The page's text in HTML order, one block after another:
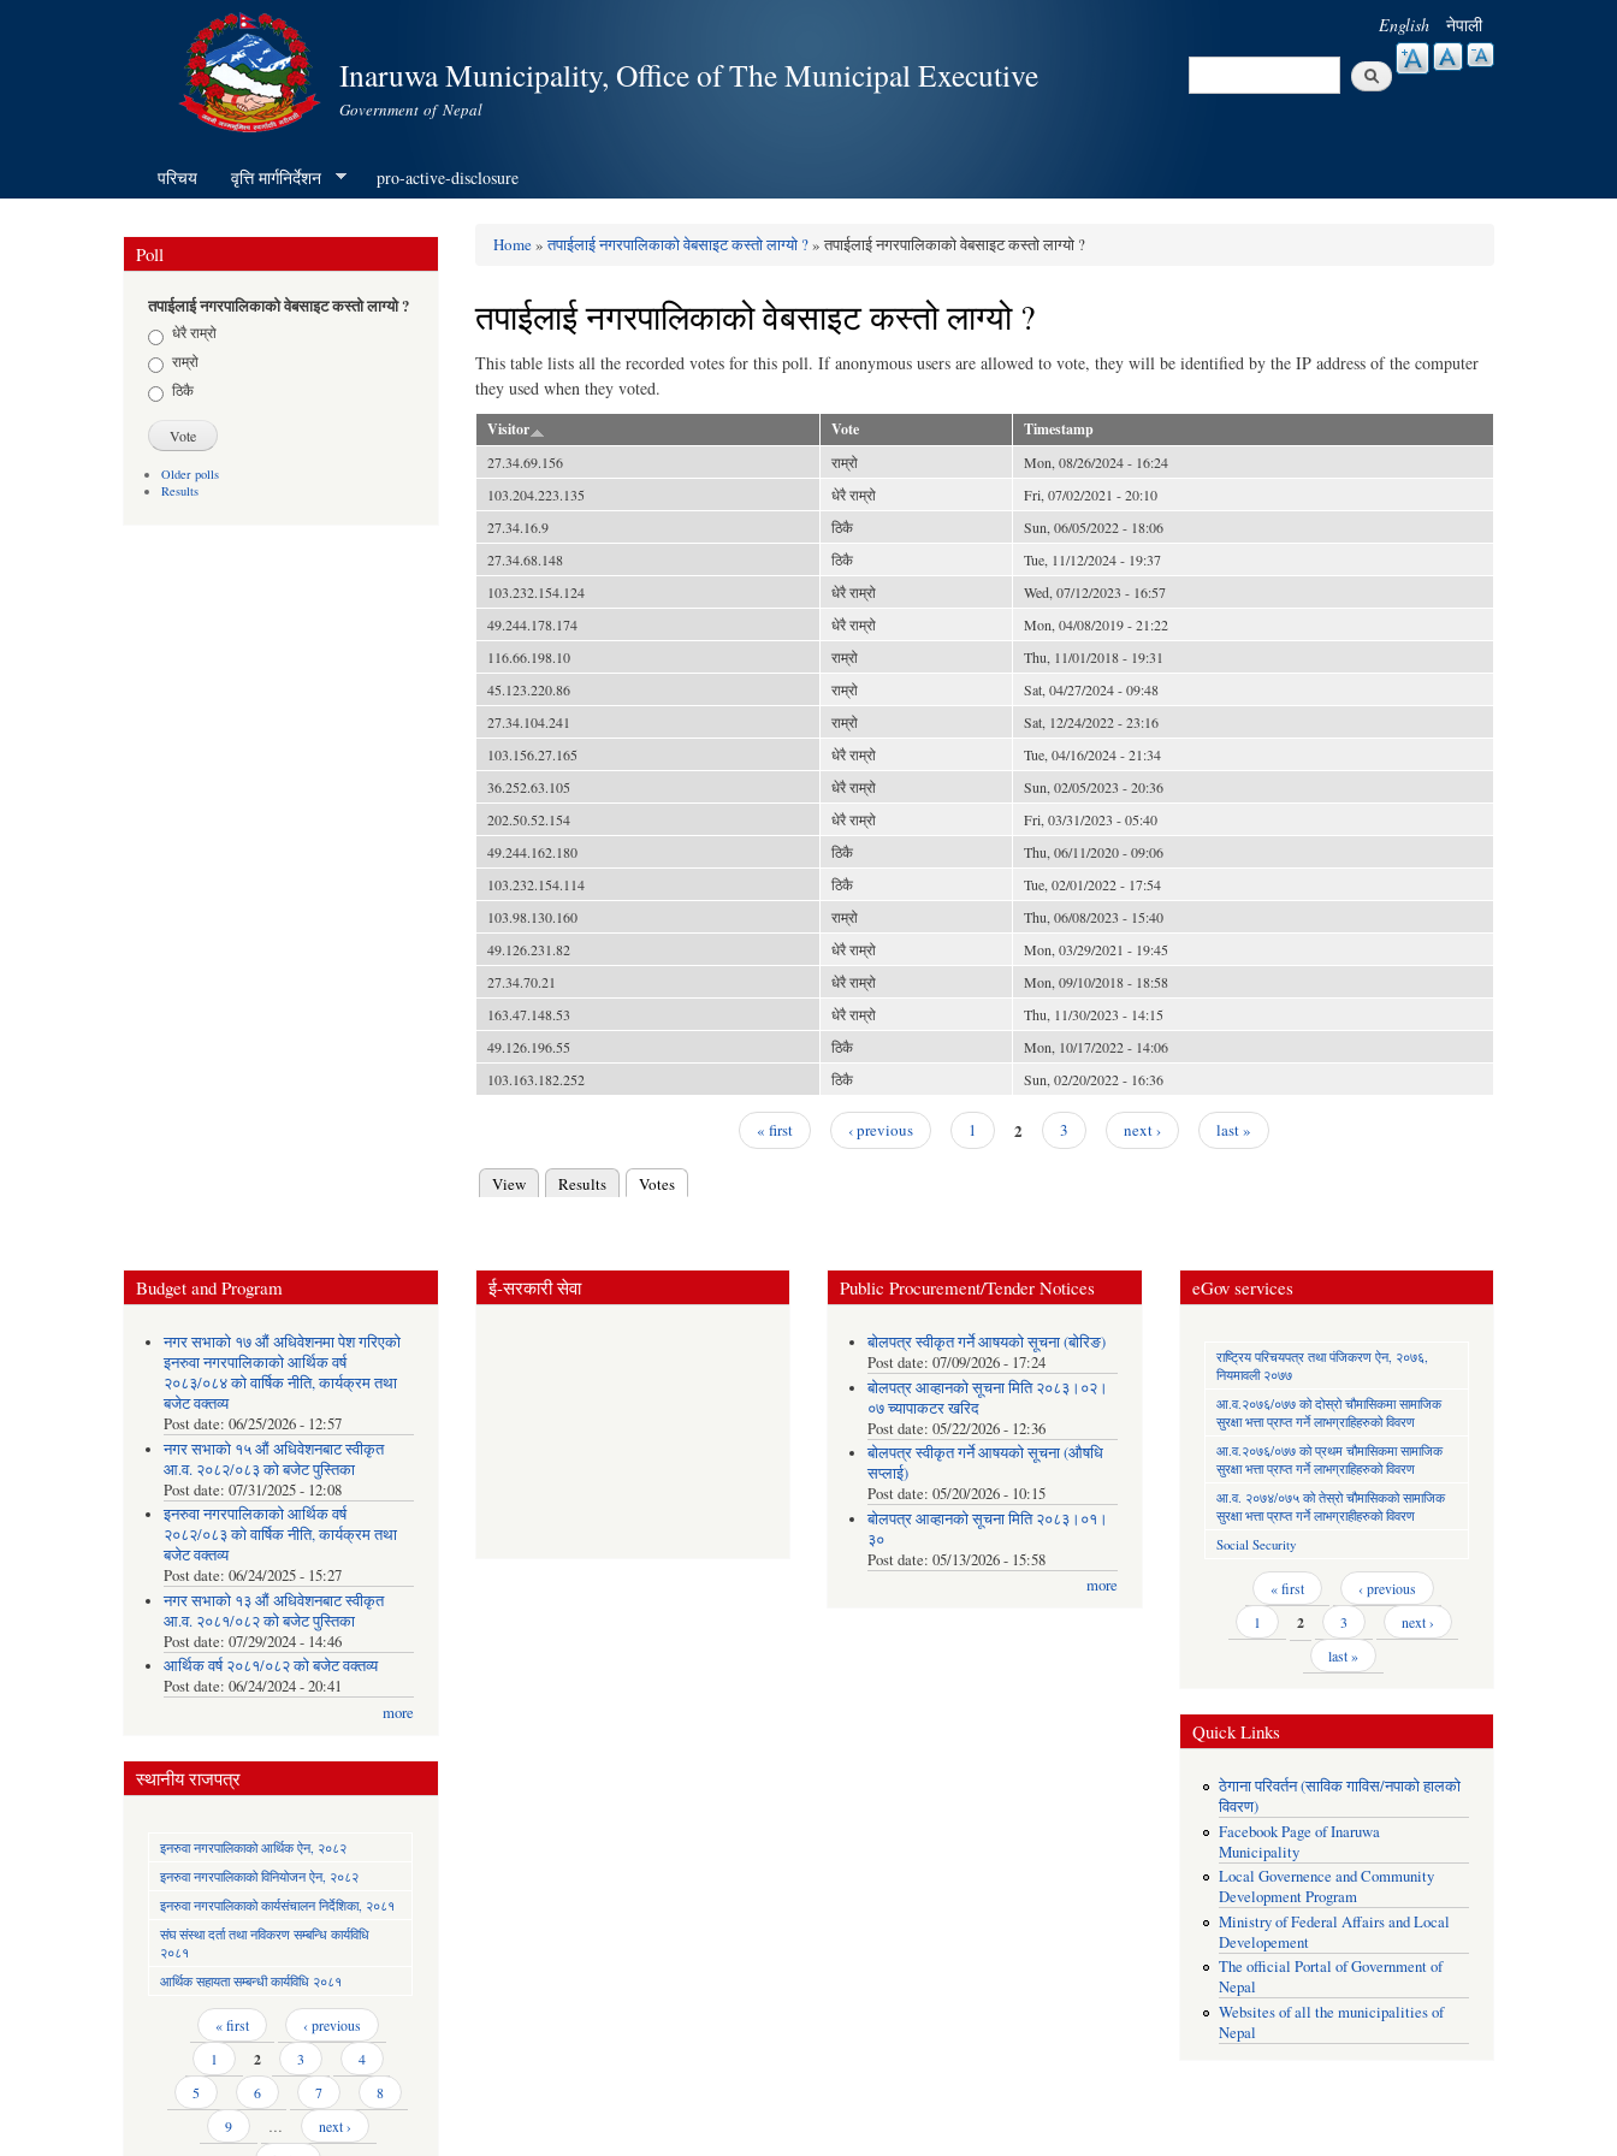
content
Inaruwa Municipality, Office of The Municipal Executive
Government of Nepal
English नेपाली
Search
परिचय वृत्ति मार्गनिर्देशन pro-active-disclosure
Poll
तपाईलाई नगरपालिकाको वेबसाइट कस्तो लाग्यो ?
Choicesधेरै राम्रो
राम्रो
ठिकै
Older polls
Results
Home»तपाईलाई नगरपालिकाको वेबसाइट कस्तो लाग्यो ?» तपाईलाई नगरपालिकाको वेबसाइट कस्तो लाग्यो ?
तपाईलाई नगरपालिकाको वेबसाइट कस्तो लाग्यो ?
This table lists all the recorded votes for this poll. If anonymous users are allowed to vote, they will be identified by the IP address of the computer
they used when they voted.
Visitor Vote Timestamp
27.34.69.156 राम्रो
Mon, 08/26/2024 - 16:24
103.204.223.135
धेरै राम्रो
Fri, 07/02/2021 - 20:10
27.34.16.9
ठिकै
Sun, 06/05/2022 - 18:06
27.34.68.148
ठिकै
Tue, 11/12/2024 - 19:37
103.232.154.124
धेरै राम्रो
Wed, 07/12/2023 - 16:57
49.244.178.174
धेरै राम्रो
Mon, 04/08/2019 - 21:22
116.66.198.10
राम्रो
Thu, 11/01/2018 - 19:31
45.123.220.86
राम्रो
Sat, 04/27/2024 - 09:48
27.34.104.241
राम्रो
Sat, 12/24/2022 - 23:16
103.156.27.165
धेरै राम्रो
Tue, 04/16/2024 - 21:34
36.252.63.105
धेरै राम्रो
Sun, 02/05/2023 - 20:36
202.50.52.154
धेरै राम्रो
Fri, 03/31/2023 - 05:40
49.244.162.180
ठिकै
Thu, 06/11/2020 - 09:06
103.232.154.114
ठिकै
Tue, 02/01/2022 - 17:54
103.98.130.160
राम्रो
Thu, 06/08/2023 - 15:40
49.126.231.82
धेरै राम्रो
Mon, 03/29/2021 - 19:45
27.34.70.21
धेरै राम्रो
Mon, 09/10/2018 - 18:58
163.47.148.53
धेरै राम्रो
Thu, 11/30/2023 - 14:15
49.126.196.55
ठिकै
Mon, 10/17/2022 - 14:06
103.163.182.252
ठिकै Sun, 02/20/2022 - 16:36
« first ‹ previous 1 2 3 next › last »
Primary tabs
View Results Votes(active tab)
Budget and Program
नगर सभाको १७ औं अधिवेशनमा पेश गरिएको
इनरुवा नगरपालिकाको आर्थिक वर्ष
२०८३/०८४ को वार्षिक नीति, कार्यक्रम तथा
बजेट वक्तव्य
Post date: 06/25/2026 - 12:57
नगर सभाको १५ औं अधिवेशनबाट स्वीकृत
आ.व. २०८२/०८३ को बजेट पुस्तिका
Post date: 07/31/2025 - 12:08
इनरुवा नगरपालिकाको आर्थिक वर्ष
२०८२/०८३ को वार्षिक नीति, कार्यक्रम तथा
बजेट वक्तव्य
Post date: 06/24/2025 - 15:27
नगर सभाको १३ औं अधिवेशनबाट स्वीकृत
आ.व. २०८१/०८२ को बजेट पुस्तिका
Post date: 07/29/2024 - 14:46
आर्थिक वर्ष २०८१/०८२ को बजेट वक्तव्य
Post date: 06/24/2024 - 20:41
more
स्थानीय राजपत्र
इनरुवा नगरपालिकाको आर्थिक ऐन, २०८२
इनरुवा नगरपालिकाको विनियोजन ऐन, २०८२
इनरुवा नगरपालिकाको कार्यसंचालन निर्देशिका, २०८१
संघ संस्था दर्ता तथा नविकरण सम्बन्धि कार्यविधि
२०८१
आर्थिक सहायता सम्बन्धी कार्यविधि २०८१
« first
‹ previous
1
2 3
4
5
6 7
8
9
…
next ›
ई-सरकारी सेवा Public Procurement/Tender Notices
बोलपत्र स्वीकृत गर्ने आषयको सूचना (बोरिङ)
Post date: 07/09/2026 - 17:24
बोलपत्र आव्हानको सूचना मिति २०८३।०२।
०७ च्यापाकटर खरिद
Post date: 05/22/2026 - 12:36
बोलपत्र स्वीकृत गर्ने आषयको सूचना (औषधि
सप्लाई)
Post date: 05/20/2026 - 10:15
बोलपत्र आव्हानको सूचना मिति २०८३।०१।
३०
Post date: 05/13/2026 - 15:58
more
eGov services
राष्ट्रिय परिचयपत्र तथा पंजिकरण ऐन, २०७६,
नियमावली २०७७
आ.व.२०७६/०७७ को दोस्रो चौमासिकमा सामाजिक
सुरक्षा भत्ता प्राप्त गर्ने लाभग्राहिहरुको विवरण
आ.व.२०७६/०७७ को प्रथम चौमासिकमा सामाजिक
सुरक्षा भत्ता प्राप्त गर्ने लाभग्राहिहरुको विवरण
आ.व. २०७४/०७५ को तेस्रो चौमासिकको सामाजिक
सुरक्षा भत्ता प्राप्त गर्ने लाभग्राहीहरुको विवरण
Social Security
Pages « first
‹ previous
1
2 3
next ›
last »
Quick Links
ठेगाना परिवर्तन (साविक गाविस/नपाको हालको
विवरण)
Facebook Page of Inaruwa
Municipality
Local Governence and Community
Development Program
Ministry of Federal Affairs and Local
Developement
The official Portal of Government of
Nepal
Websites of all the municipalities of
Nepal